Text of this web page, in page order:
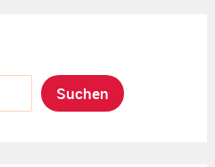
Suchen